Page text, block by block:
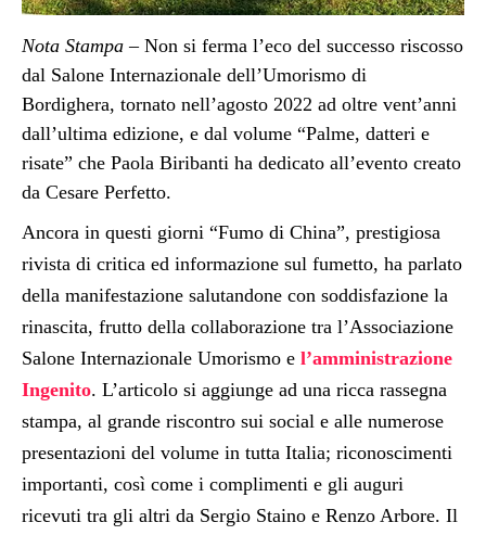
Nota Stampa– Non si ferma l’eco del successo riscosso
dal Salone Internazionale dell’Umorismo di
Bordighera, tornato nell’agosto 2022 ad oltre vent’anni
dall’ultima edizione, e dal volume “Palme, datteri e
risate” che Paola Biribanti ha dedicato all’evento creato
da Cesare Perfetto.
Ancora in questi giorni “Fumo di China”, prestigiosa
rivista di critica ed informazione sul fumetto, ha parlato
della manifestazione salutandone con soddisfazione la
rinascita, frutto della collaborazione tra l’Associazione
Salone Internazionale Umorismo e l’amministrazione
Ingenito. L’articolo si aggiunge ad una ricca rassegna
stampa, al grande riscontro sui social e alle numerose
presentazioni del volume in tutta Italia; riconoscimenti
importanti, così come i complimenti e gli auguri
ricevuti tra gli altri da Sergio Staino e Renzo Arbore. Il